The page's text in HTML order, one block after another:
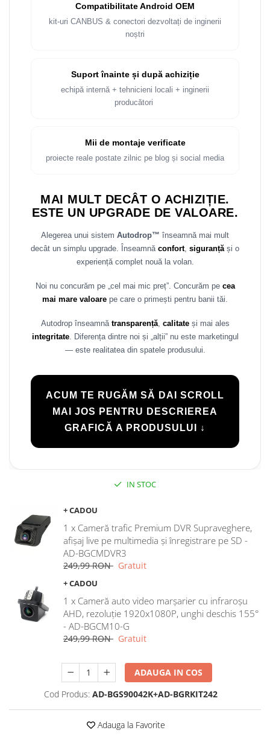
Rame adaptoare Seat
Rame adaptoare Volvo
Rame adaptoare Peugeot
Rame adaptoare Daihatsu
Rame adaptoare Mazda
Rame adaptoare Kia
Rame adaptoare Alfa Romeo
Rame adaptoare Nissan
Rame adaptoare Fiat
Rame adaptoare Hyundai
Rame adaptoare Chevrolet
Rame adaptoare Mitsubishi
Rame adaptoare Jeep
Rame adaptoare Chrysler
Rame adaptoare Isuzu
Rame adaptoare Subaru
Rame adaptoare Iveco
Rame adaptoare Smart
Rame adaptoare Ssangyong
Rame adaptoare Hummer
Camere marșarier auto
Compatibilitate Android OEM
kit-uri CANBUS & conectori dezvoltați de inginerii
noștri
Suport înainte și după achiziție
echipă internă + tehnicieni locali + inginerii
producători
Mii de montaje verificate
proiecte reale postate zilnic pe blog și social media
MAI MULT DECÂT O ACHIZIȚIE.
ESTE UN UPGRADE DE VALOARE.
Alegerea unui sistem Autodrop™ înseamnă mai mult
decât un simplu upgrade. Înseamnă confort, siguranțăși o
experiență complet nouă la volan.
Noi nu concurăm pe „cel mai mic preț”. Concurăm pe cea
mai mare valoare pe care o primești pentru banii tăi.
Autodrop înseamnă transparență, calitateși mai ales
integritate. Diferența dintre noi și „alții” nu este marketingul
— este realitatea din spatele produsului.
ACUM TE RUGĂM SĂ DAI SCROLL
MAI JOS PENTRU DESCRIEREA
GRAFICĂ A PRODUSULUI ↓
IN STOC
+ CADOU
1 x Cameră trafic Premium DVR Supraveghere,
afișaj live pe multimedia și înregistrare pe SD -
AD-BGCMDVR3
249,99 RON Gratuit
+ CADOU
1 x Cameră auto video marșarier cu infraroșu
AHD, rezoluție 1920x1080P, unghi deschis 155°
- AD-BGCM10-G
249,99 RON Gratuit
ADAUGA IN COS
Cod Produs: AD-BGS90042K+AD-BGRKIT242
Adauga la Favorite